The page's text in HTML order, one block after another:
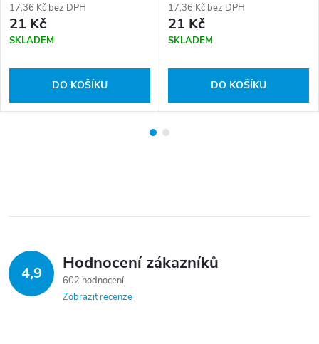
17,36 Kč bez DPH
21 Kč
SKLADEM
DO KOŠÍKU
17,36 Kč bez DPH
21 Kč
SKLADEM
DO KOŠÍKU
4,9 Hodnocení zákazníků
602 hodnocení
Zobrazit recenze